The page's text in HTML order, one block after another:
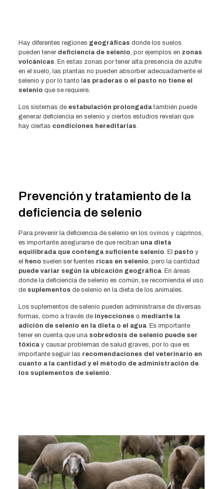
Hay diferentes regiones geográficas donde los suelos
pueden tener deficiencia de selenio, por ejemplos en zonas
volcánicas. En estas zonas por tener alta presencia de azufre
en el suelo, las plantas no pueden absorber adecuadamente el
selenio y por lo tanto l as praderas o el pasto no tiene el
selenio que se requiere.
Los sistemas de estabulación prolongadatambién puede
generar deficiencia en selenio y ciertos estudios revelan que
hay ciertas condiciones hereditarias.
Prevención y tratamiento de la
deficiencia de selenio
Para prevenir la deficiencia de selenio en los ovinos y caprinos,
es importante asegurarse de que reciban una dieta
equilibrada que contenga suficiente selenio. El pasto y
el heno suelen ser fuentes ricas en selenio, pero la cantidad
puede variar según la ubicación geográfica. En áreas
donde la deficiencia de selenio es común, se recomienda el uso
de suplementos de selenio en la dieta de los animales.
Los suplementos de selenio pueden administrarse de diversas
formas, como a través de inyecciones o mediante la
adición de selenio en la dieta o el agua. Es importante
tener en cuenta que una sobredosis de selenio puede ser
tóxicay causar problemas de salud graves, por lo que es
importante seguir las recomendaciones del veterinario en
cuanto a la cantidad y el método de administración de
los suplementos de selenio.